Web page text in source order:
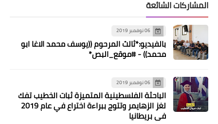
محطات
تصريح صحفي للجبهة الشعبية القيادة
العامة حول التضامن مع الأسرى و
المعتقلين الفلسطينين في السجون
الصهيونية
المشاركات الشائعة
06 نوفمبر 2019
بالفيديو:*ثالث المرحوم ((يوسف محمد الاغا ابو
محمد)) - #موقع_البص*
06 نوفمبر 2019
الباحثة الفلسطينية المتميزة ثبات الخطيب تفك
لغز الزهايمر وتتوج ببراءة اختراع في عام 2019
في بريطانيا